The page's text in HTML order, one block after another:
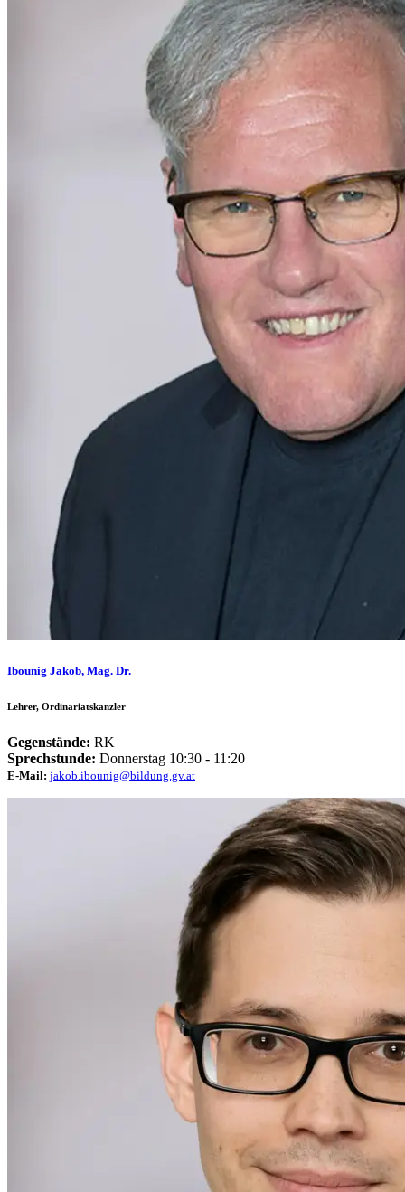
Ibounig Jakob, Mag. Dr.
Lehrer, Ordinariatskanzler
Gegenstände: RK
Sprechstunde: Donnerstag 10:30 - 11:20
E-Mail: jakob.ibounig@bildung.gv.at